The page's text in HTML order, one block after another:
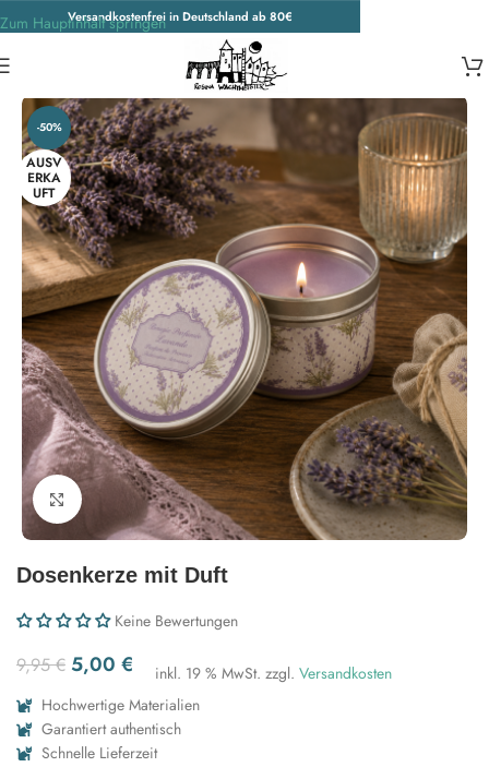
Versandkostenfrei in Deutschland ab 80€
Zum Hauptinhalt springen
-50%
AUSV
ERKA
UFT
Zum Vergrößern klicken
Dosenkerze mit Duft
Keine Bewertungen
9,95€ 5,00 € inkl. 19 % MwSt. zzgl. Versandkosten
Hochwertige Materialien
Garantiert authentisch
Schnelle Lieferzeit